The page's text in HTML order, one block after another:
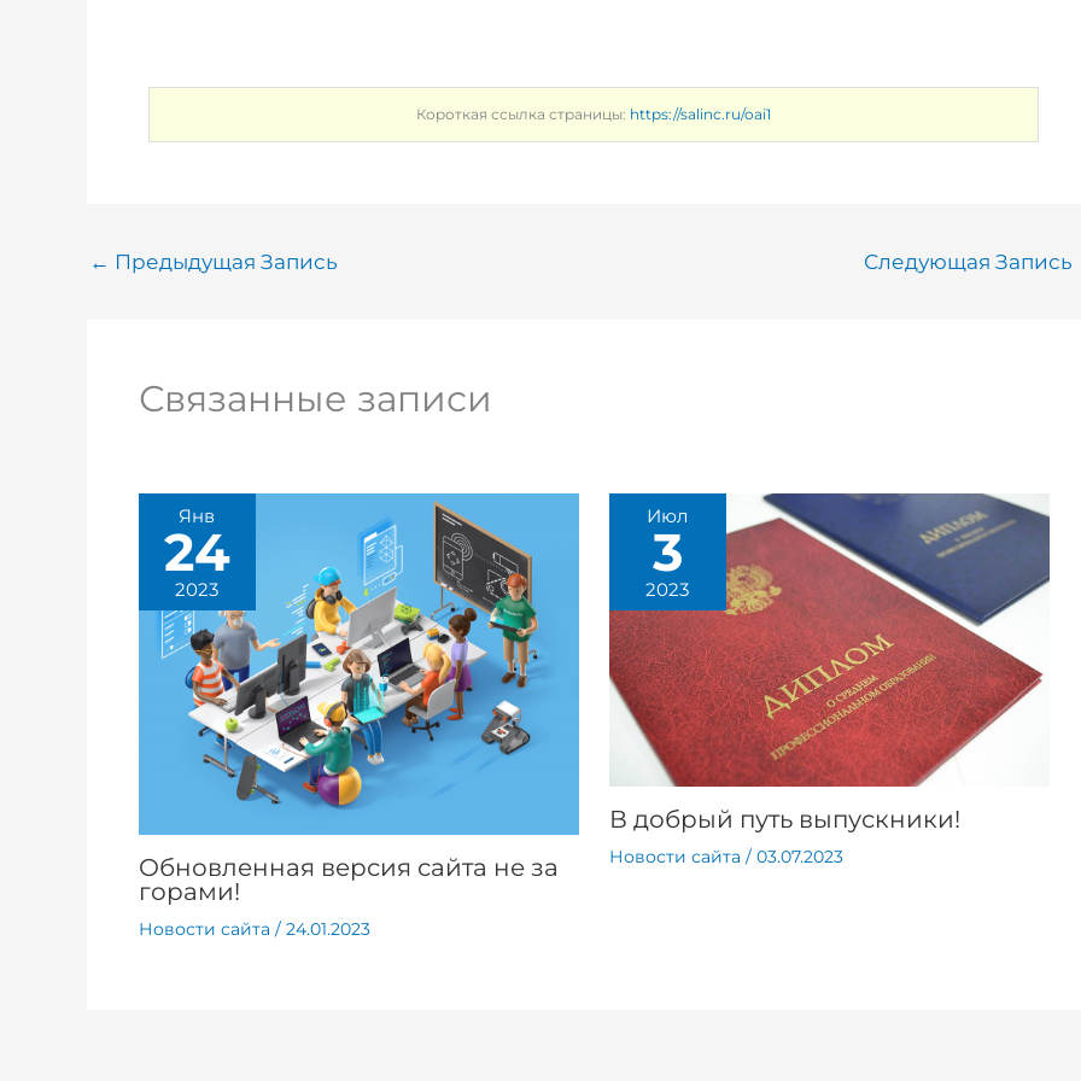
Короткая ссылка страницы: https://salinc.ru/oai1
← Предыдущая Запись Следующая Запись
Связанные записи
Янв
24
2023
Обновленная версия сайта не за
горами!
Новости сайта / 24.01.2023
Июл
3
2023
В добрый путь выпускники!
Новости сайта / 03.07.2023